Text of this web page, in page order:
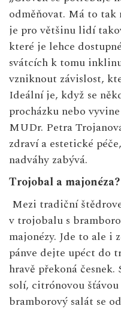
odměňovat. Má to tak
je pro většinu lidí
které je lehce
svátcích k tomu
vzniknout závislost,
Ideální je, když se
procházku nebo
MUDr. Petra
zdraví a estetické
nadváhy zabývá.
Trojobal a majonéza?
Mezi tradiční
v trojobalu s
majonézy. Jde to ale i
pánve dejte upéct do
hravě překoná
solí, citrónovou
bramborový salát se